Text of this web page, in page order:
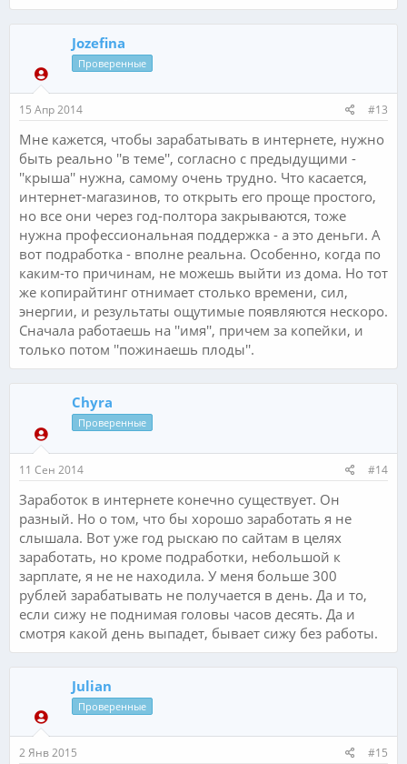
Jozefina
Проверенные
15 Апр 2014 #13
Мне кажется, чтобы зарабатывать в интернете, нужно
быть реально ''в теме'', согласно с предыдущими -
''крыша'' нужна, самому очень трудно. Что касается,
интернет-магазинов, то открыть его проще простого,
но все они через год-полтора закрываются, тоже
нужна профессиональная поддержка - а это деньги. А
вот подработка - вполне реальна. Особенно, когда по
каким-то причинам, не можешь выйти из дома. Но тот
же копирайтинг отнимает столько времени, сил,
энергии, и результаты ощутимые появляются нескоро.
Сначала работаешь на ''имя'', причем за копейки, и
только потом ''пожинаешь плоды''.
Chyra
Проверенные
11 Сен 2014 #14
Заработок в интернете конечно существует. Он
разный. Но о том, что бы хорошо заработать я не
слышала. Вот уже год рыскаю по сайтам в целях
заработать, но кроме подработки, небольшой к
зарплате, я не не находила. У меня больше 300
рублей зарабатывать не получается в день. Да и то,
если сижу не поднимая головы часов десять. Да и
смотря какой день выпадет, бывает сижу без работы.
Julian
Проверенные
2 Янв 2015 #15